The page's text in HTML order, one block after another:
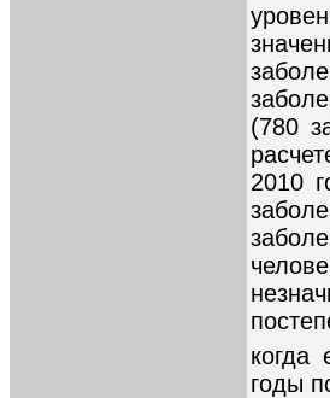
(780
2010
когда
годы